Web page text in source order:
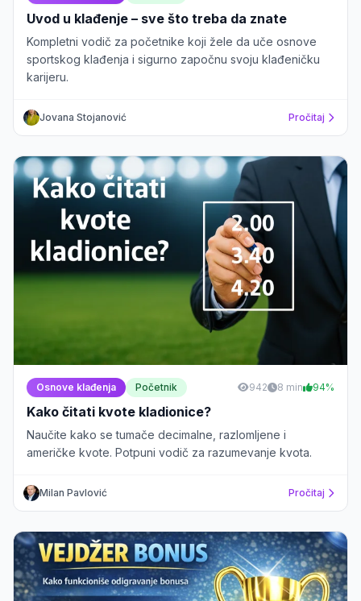
Uvod u klađenje – sve što treba da znate
Kompletni vodič za početnike koji žele da uče osnove
sportskog klađenja i sigurno započnu svoju klađeničku
karijeru.
Jovana Stojanović Pročitaj
Osnove klađenja Početnik 942 8 min 94%
Kako čitati kvote kladionice?
Naučite kako se tumače decimalne, razlomljene i
američke kvote. Potpuni vodič za razumevanje kvota.
Milan Pavlović Pročitaj